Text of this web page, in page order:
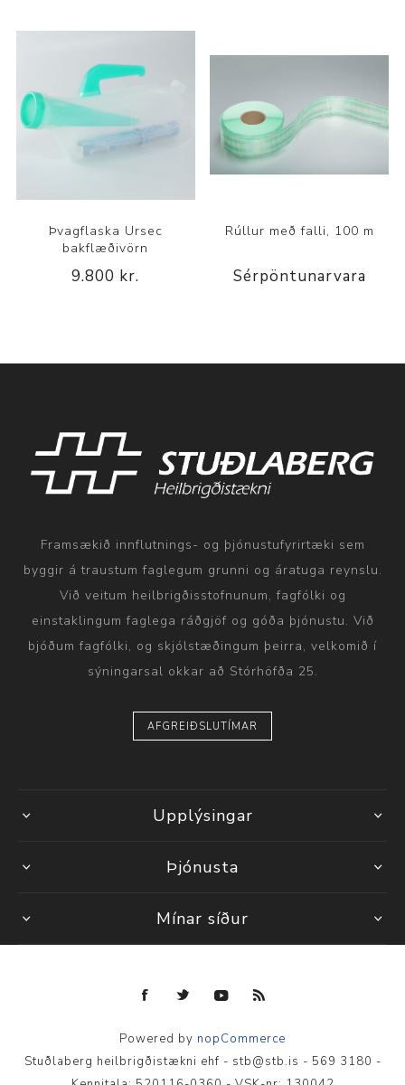
Þvagflaska Ursec
bakflæðivörn
9.800 kr.
Rúllur með falli, 100 m
Sérpöntunarvara
Framsækið innflutnings- og þjónustufyrirtæki sem
byggir á traustum faglegum grunni og áratuga reynslu.
Við veitum heilbrigðisstofnunum, fagfólki og
einstaklingum faglega ráðgjöf og góða þjónustu. Við
bjóðum fagfólki, og skjólstæðingum þeirra, velkomið í
sýningarsal okkar að Stórhöfða 25.
AFGREIÐSLUTÍMAR
Upplýsingar
Þjónusta
Mínar síður
Powered by nopCommerce
Stuðlaberg heilbrigðistækni ehf - stb@stb.is - 569 3180 -